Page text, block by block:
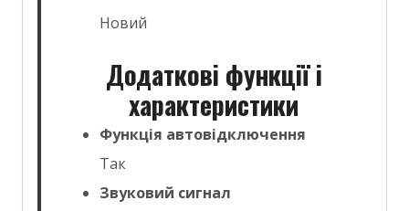
Новий
Додаткові функції і
характеристики
Функція автовідключення
Так
Звуковий сигнал